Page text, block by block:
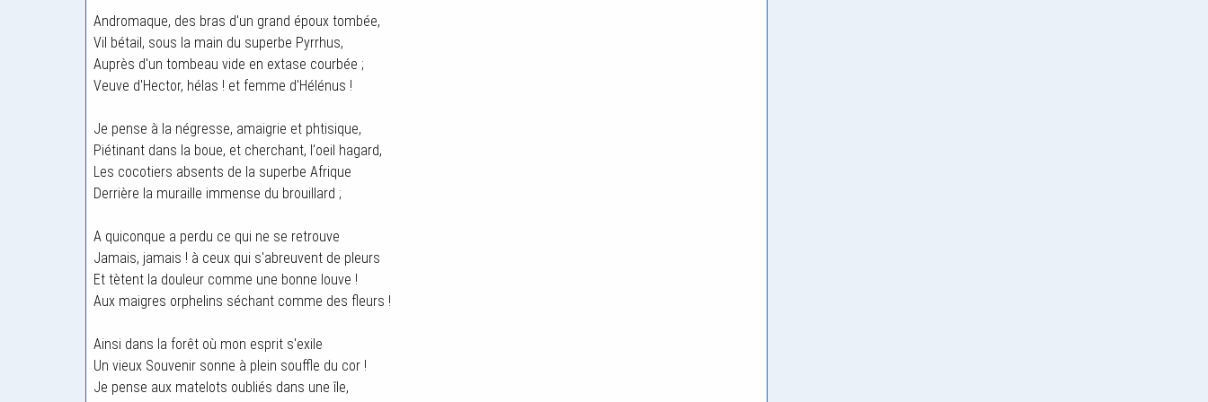
Andromaque, des bras d'un grand époux tombée,
Vil bétail, sous la main du superbe Pyrrhus,
Auprès d'un tombeau vide en extase courbée ;
Veuve d'Hector, hélas ! et femme d'Hélénus !
Je pense à la négresse, amaigrie et phtisique,
Piétinant dans la boue, et cherchant, l'oeil hagard,
Les cocotiers absents de la superbe Afrique
Derrière la muraille immense du brouillard ;
A quiconque a perdu ce qui ne se retrouve
Jamais, jamais ! à ceux qui s'abreuvent de pleurs
Et tètent la douleur comme une bonne louve !
Aux maigres orphelins séchant comme des fleurs !
Ainsi dans la forêt où mon esprit s'exile
Un vieux Souvenir sonne à plein souffle du cor !
Je pense aux matelots oubliés dans une île,